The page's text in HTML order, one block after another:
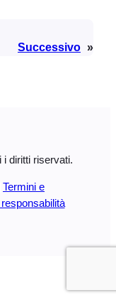
Successivo »
diritti riservati.
Termini e